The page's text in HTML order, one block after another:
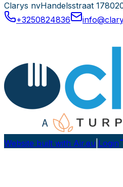
Clarys nvHandelsstraat 17
+3250824836
Website built with Air.eu Login